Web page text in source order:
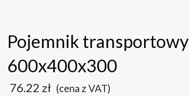
Pojemnik transportowy
600x400x300
76.22zł (cena z VAT)